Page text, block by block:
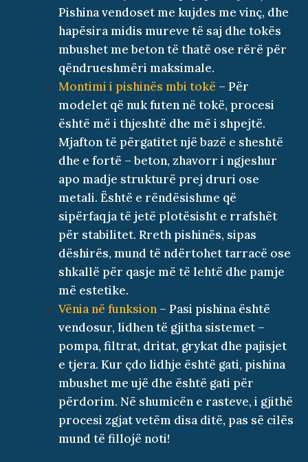
Pishina vendoset me kujdes me vinç, dhe
hapësira midis mureve të saj dhe tokës
mbushet me beton të thatë ose rërë për
qëndrueshmëri maksimale.
Montimi i pishinës mbi tokë – Për
modelet që nuk futen në tokë, procesi
është më i thjeshtë dhe më i shpejtë.
Mjafton të përgatitet një bazë e sheshtë
dhe e fortë – beton, zhavorr i ngjeshur
apo madje strukturë prej druri ose
metali. Është e rëndësishme që
sipërfaqja të jetë plotësisht e rrafshët
për stabilitet. Rreth pishinës, sipas
dëshirës, mund të ndërtohet tarracë ose
shkallë për qasje më të lehtë dhe pamje
më estetike.
Vënia në funksion – Pasi pishina është
vendosur, lidhen të gjitha sistemet –
pompa, filtrat, dritat, grykat dhe pajisjet
e tjera. Kur çdo lidhje është gati, pishina
mbushet me ujë dhe është gati për
përdorim. Në shumicën e rasteve, i gjithë
procesi zgjat vetëm disa ditë, pas së cilës
mund të fillojë noti!